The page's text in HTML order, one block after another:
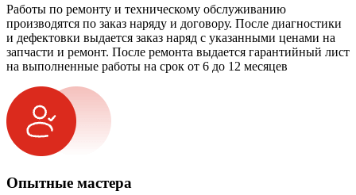
Работы по ремонту и техническому обслуживанию
производятся по заказ наряду и договору. После диагностики
и дефектовки выдается заказ наряд с указанными ценами на
запчасти и ремонт. После ремонта выдается гарантийный лист
на выполненные работы на срок от 6 до 12 месяцев
Опытные мастера